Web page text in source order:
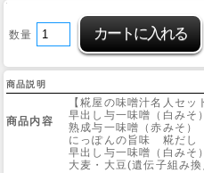
数量
商品説明
商品内容
【糀屋の味噌汁名人セッ
早出し与一味噌（白み
熟成与一味噌（赤みそ
にっぽんの旨味 糀だし
早出し与一味噌（白みそ
大麦・大豆(遺伝子組み